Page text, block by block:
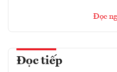
Đọc
Đọc tiếp